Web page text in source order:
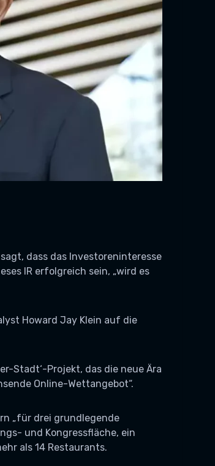
dass das Investoreninteresse
IR erfolgreich sein, „wird es
Howard Jay Klein auf die
Stadt‘-Projekt, das die neue Ära
Online-Wettangebot“.
„für drei grundlegende
und Kongressfläche, ein
als 14 Restaurants.